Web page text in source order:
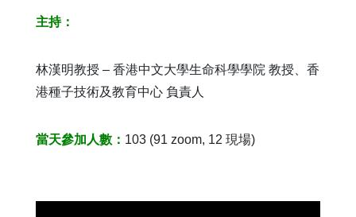
主持：
林漢明教授 – 香港中文大學生命科學學院 教授、香
港種子技術及教育中心 負責人
當天參加人數： 103 (91 zoom, 12 現場)